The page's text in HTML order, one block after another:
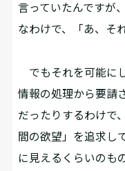
言っていたんですが
なわけで、「あ、そ
でもそれを可能に
情報の処理から要請
だったりするわけで
間の欲望」を追求し
に見えるくらいのも